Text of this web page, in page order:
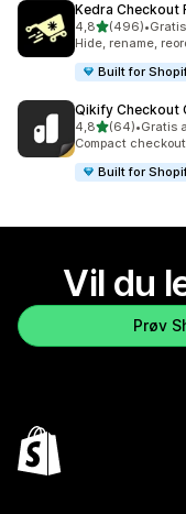
Kedra Checkout
4,8av 5 stjerner
(496)
Totalt 496 omtaler
•
Hide, rename,
Built for
Qikify Checkout
4,8av 5 stjerner
(64)
Totalt 64 omtaler
•Gratis
Compact
Built for
Vil du
Prøv